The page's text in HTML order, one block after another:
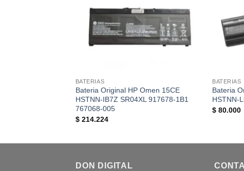
BATERIAS
Bateria Original HP Omen 15CE
HSTNN-IB7Z SR04XL 917678-1B1
767068-005
$214.224
BATERIAS
Bateria
HSTNN-
$ 80.000
DON DIGITAL